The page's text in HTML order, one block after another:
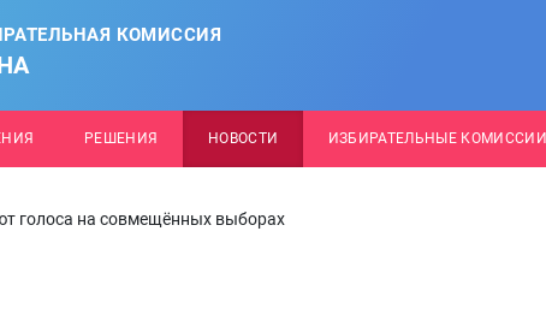
КОМИССИЯ
РЕШЕНИЯ НОВОСТИ ИЗБИРАТЕЛЬНЫЕ КОМИССИИ
голоса на совмещённых выборах